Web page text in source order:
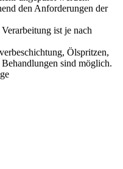
den Anforderungen der
ist je nach
Ölspritzen,
sind möglich.